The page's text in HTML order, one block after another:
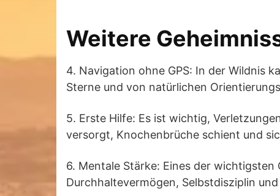
Weitere
4. Navigation ohne GPS: In der Wildnis
Sterne und von natürlichen
5. Erste Hilfe: Es ist wichtig,
versorgt, Knochenbrüche schient und
6. Mentale Stärke: Eines der
Durchhaltevermögen, Selbstdisziplin